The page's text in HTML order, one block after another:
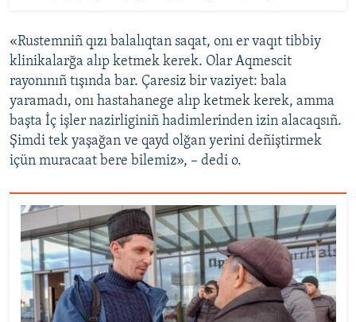
«Rustemniñ qızı balalıqtan saqat, onı er vaqıt tibbiy
klinikalarğa alıp ketmek kerek. Olar Aqmescit
rayonınıñ tışında bar. Çaresiz bir vaziyet: bala
yaramadı, onı hastahanege alıp ketmek kerek, amma
başta İç işler nazirliginiñ hadimlerinden izin alacaqsıñ.
Şimdi tek yaşağan ve qayd olğan yerini deñiştirmek
içün muracaat bere bilemiz», – dedi o.